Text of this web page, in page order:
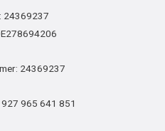
24369237
24369237
927 965 641 851